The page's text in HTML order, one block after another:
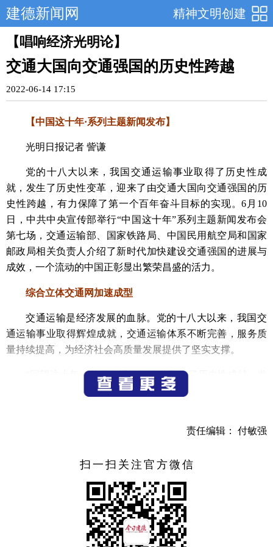
精神文明创建
建德新闻网
【唱响经济光明论】
交通大国向交通强国的历史性跨越
2022-06-14 17:15
【中国这十年·系列主题新闻发布】
光明日报记者 訾谦
党的十八大以来，我国交通运输事业取得了历史性成
就，发生了历史性变革，迎来了由交通大国向交通强国的历
史性跨越，有力保障了第一个百年奋斗目标的实现。6月10
日，中共中央宣传部举行“中国这十年”系列主题新闻发布会
第七场，交通运输部、国家铁路局、中国民用航空局和国家
邮政局相关负责人介绍了新时代加快建设交通强国的进展与
成效，一个流动的中国正彰显出繁荣昌盛的活力。
综合立体交通网加速成型
交通运输是经济发展的血脉。党的十八大以来，我国交
通运输事业取得辉煌成就，交通运输体系不断完善，服务质
量持续提高，为经济社会高质量发展提供了坚实支撑。
“回望这十年，我国交通运输事业取得了历史性成就，发
生了历史性变革，办成了过去想办而没有办成的大事，建成
为新时代交通运输发展指明了方向，赋予了交通运输新的历
内国际循环畅通。徐成光指出，我国建成了全球最大的高速
铁路网、高速公路网、世界级港口群、航空海运通达全球，
中国高铁、中国路、中国桥、中国港、中国快递成为靓丽的
中国名片，规模巨大、内畅外联的综合交通运输体系有力服
责任编辑： 付敏强
扫一扫关注官方微信